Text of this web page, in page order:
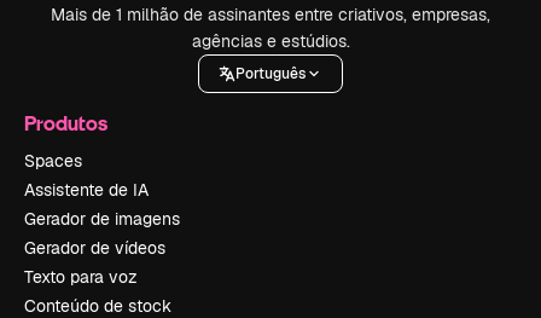
Mais de 1 milhão de assinantes entre criativos, empresas,
agências e estúdios.
Português
Produtos
Spaces
Assistente de IA
Gerador de imagens
Gerador de vídeos
Texto para voz
Conteúdo de stock